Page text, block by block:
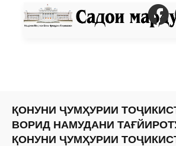
ҚОНУНИ ҶУМҲУРИИ
ВОРИД НАМУДАНИ
ҚОНУНИ ҶУМҲУРИИ